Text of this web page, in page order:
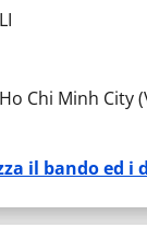
Chi Minh City
il bando ed i